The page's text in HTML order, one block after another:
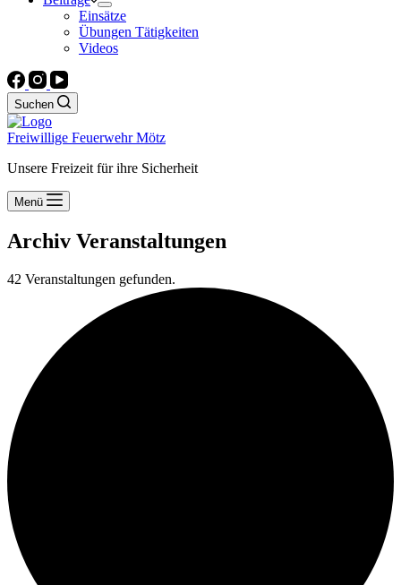
Einsätze
Übungen Tätigkeiten
Videos
Suchen
Freiwillige Feuerwehr Mötz
Unsere Freizeit für ihre Sicherheit
Menü
Archiv Veranstaltungen
42 Veranstaltungen gefunden.